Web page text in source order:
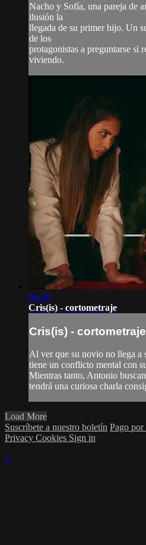
Nacho y Sofía, una pareja de
ilusión la
llegada de su primer hijo. Un
de los
protagonistas a preguntarse si
viviendo.
06:58
Cris(is) - cortometraje
Cris(is) - cortometraje
Al ver que su novio no llega a
tiene un conflicto mental con
Mientras tanto, Antonio
tendrá una curiosa charla
Load More
Suscríbete a nuestro boletín Pago
Privacy Cookies Sign in
×